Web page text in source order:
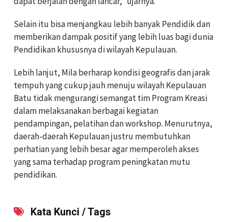
Selain itu bisa menjangkau lebih banyak Pendidik dan
memberikan dampak positif yang lebih luas bagi dunia
Pendidikan khususnya di wilayah Kepulauan.
Lebih lanjut, Mila berharap kondisi geografis dan jarak
tempuh yang cukup jauh menuju wilayah Kepulauan
Batu tidak mengurangi semangat tim Program Kreasi
dalam melaksanakan berbagai kegiatan
pendampingan, pelatihan dan workshop. Menurutnya,
daerah-daerah Kepulauan justru membutuhkan
perhatian yang lebih besar agar memperoleh akses
yang sama terhadap program peningkatan mutu
pendidikan.
Kata Kunci / Tags